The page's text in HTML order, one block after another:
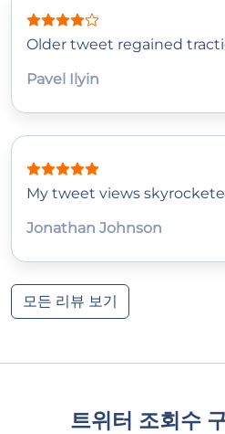
Older tweet regained
Pavel Ilyin
My tweet views
Jonathan Johnson
모든 리뷰 보기
트위터 조회수